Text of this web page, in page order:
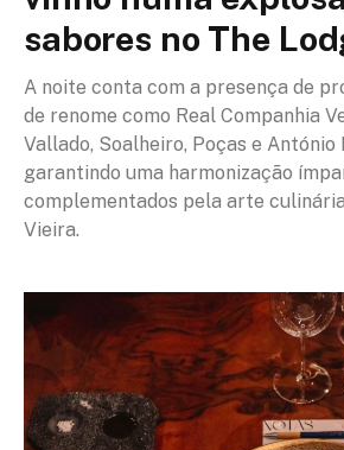
sabores no The
A noite conta com a presença de
de renome como Real Companhia
Vallado, Soalheiro, Poças e António
garantindo uma harmonização
complementados pela arte
Vieira.